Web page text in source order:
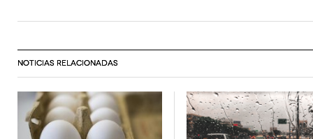
NOTICIAS RELACIONADAS